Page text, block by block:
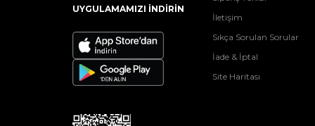
UYGULAMAMIZI İNDİRİN
İletişim
Sıkça Sorulan Sorular
İade & İptal
Site Haritası